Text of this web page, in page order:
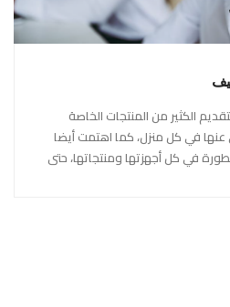
الكثير من المنتجات الخاصة
عنها في كل منزل، كما اهتمت أيضا
في كل أجهزتها ومنتجاتها، حتى